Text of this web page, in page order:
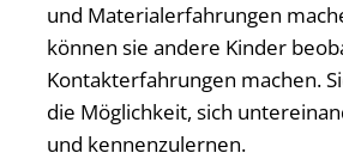
und Materialerfahrungen
können sie andere Kinder
Kontakterfahrungen machen.
die Möglichkeit, sich
und kennenzulernen.